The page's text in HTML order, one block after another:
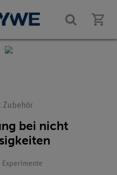
Zubehör
bei nicht